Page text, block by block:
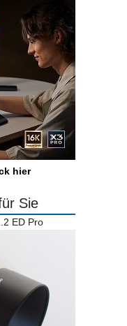
hier
Sie
ED Pro